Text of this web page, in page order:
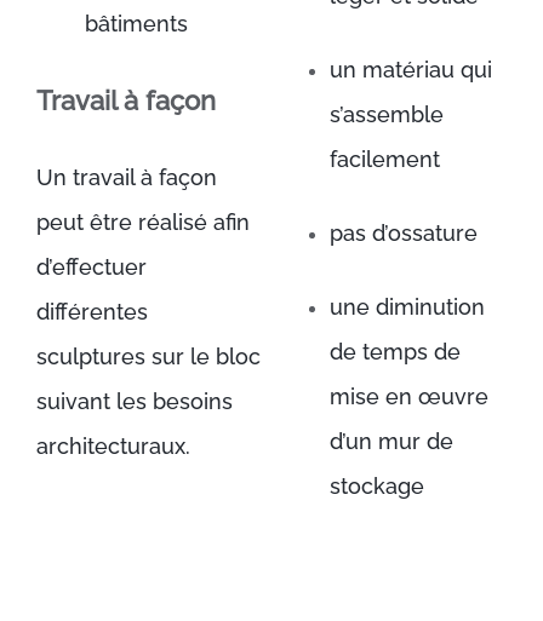
bâtiments
Travail à façon
Un travail à façon
peut être réalisé afin
d’effectuer
différentes
sculptures sur le bloc
suivant les besoins
architecturaux.
un matériau qui
s’assemble
facilement
pas d’ossature
une diminution
de temps de
mise en œuvre
d’un mur de
stockage